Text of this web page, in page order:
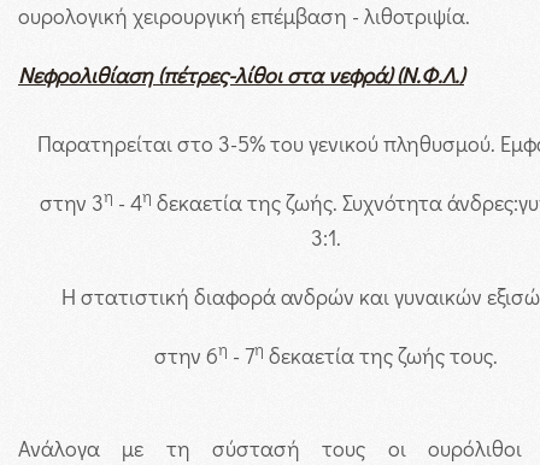
ουρολογική χειρουργική επέμβαση - λιθοτριψία.
Νεφρολιθίαση (πέτρες-λίθοι στα νεφρά) (Ν.Φ.Λ.)
Παρατηρείται στο 3-5% του γενικού πληθυσμού.
στην 3η - 4η δεκαετία της ζωής. Συχνότητα
3:1.
Η στατιστική διαφορά ανδρών και γυναικών
στην 6η - 7η δεκαετία της ζωής τους.
Ανάλογα με τη σύστασή τους οι ουρόλιθοι